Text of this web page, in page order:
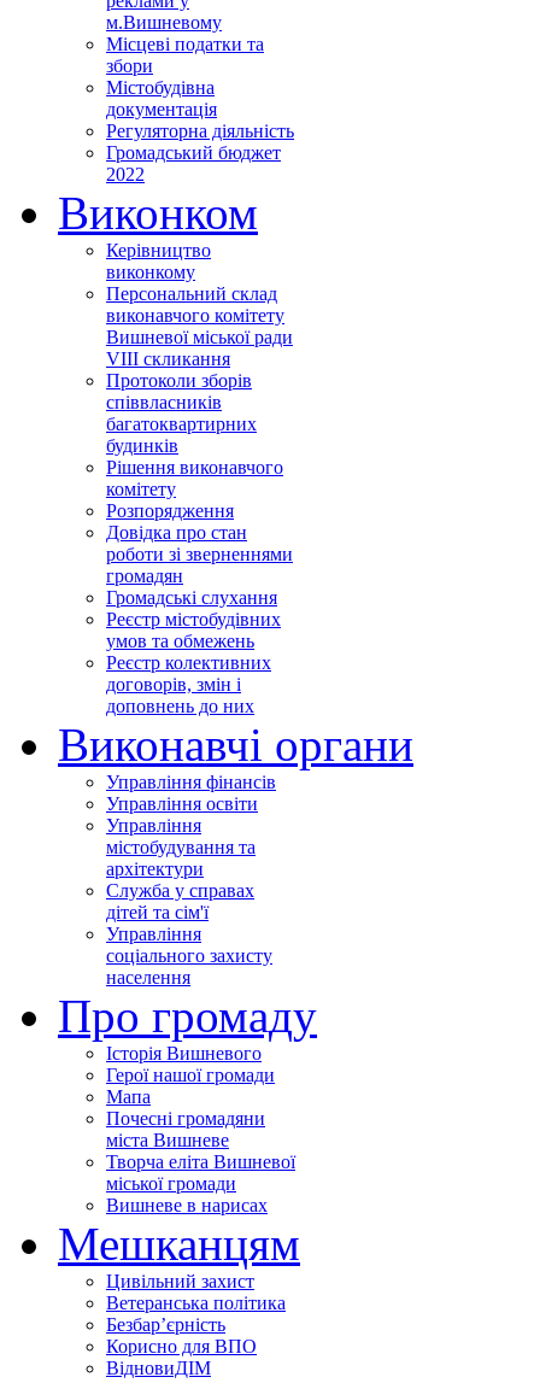
м.Вишневому
Місцеві податки та
збори
Містобудівна
документація
Регуляторна діяльність
Громадський бюджет
2022
Виконком
Керівництво
виконкому
Персональний склад
виконавчого комітету
Вишневої міської ради
VІІІ скликання
Протоколи зборів
співвласників
багатоквартирних
будинків
Рішення виконавчого
комітету
Розпорядження
Довідка про стан
роботи зі зверненнями
громадян
Громадські слухання
Реєстр містобудівних
умов та обмежень
Реєстр колективних
договорів, змін і
доповнень до них
Виконавчі органи
Управління фінансів
Управління освіти
Управління
містобудування та
архітектури
Служба у справах
дітей та сім'ї
Управління
соціального захисту
населення
Про громаду
Історія Вишневого
Герої нашої громади
Мапа
Почесні громадяни
міста Вишневе
Творча еліта Вишневої
міської громади
Вишневе в нарисах
Мешканцям
Цивільний захист
Ветеранська політика
Безбар’єрність
Корисно для ВПО
ВідновиДІМ